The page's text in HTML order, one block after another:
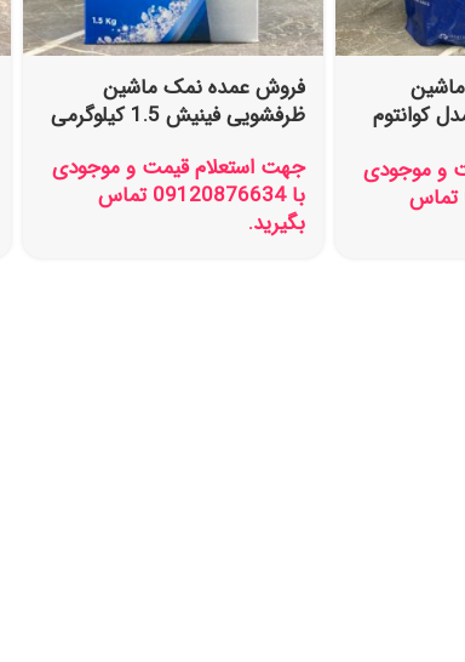
کوانتوم
و موجودی
با 09120876634 تماس
فروش عمده نمک ماشین
ظرفشویی فینیش 1.5 کیلوگرمی
جهت استعلام قیمت و موجودی
با 09120876634 تماس
بگیرید.